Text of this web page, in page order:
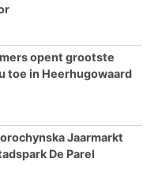
opent grootste
toe in Heerhugowaard
Jaarmarkt
De Parel